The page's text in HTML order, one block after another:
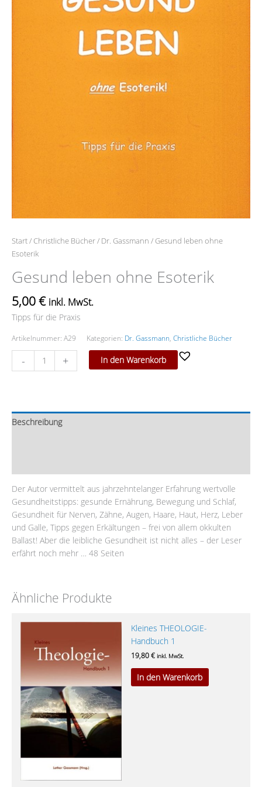
Start/ Christliche Bücher/ Dr. Gassmann / Gesund leben ohne
Esoterik
Gesund leben ohne Esoterik
5,00€ inkl. MwSt.
Tipps für die Praxis
Artikelnummer: A29 Kategorien: Dr. Gassmann, Christliche Bücher
- + In den Warenkorb
Beschreibung
Der Autor vermittelt aus jahrzehntelanger Erfahrung wertvolle
Gesundheitstipps: gesunde Ernährung, Bewegung und Schlaf,
Gesundheit für Nerven, Zähne, Augen, Haare, Haut, Herz, Leber
und Galle, Tipps gegen Erkältungen – frei von allem okkulten
Ballast! Aber die leibliche Gesundheit ist nicht alles – der Leser
erfährt noch mehr … 48 Seiten
Ähnliche Produkte
Kleines THEOLOGIE-
Handbuch 1
19,80€ inkl. MwSt.
In den Warenkorb